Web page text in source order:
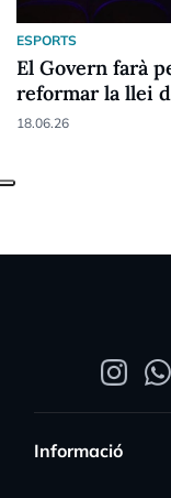
ESPORTS
El Govern farà
reformar la llei
18.06.26
Informació